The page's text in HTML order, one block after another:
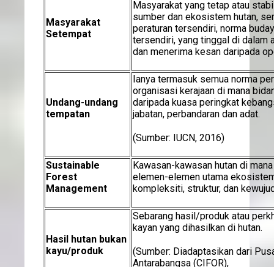
Masyarakat
Setempat
Masyarakat yang tetap atau
sumber dan ekosistem hutan,
peraturan tersendiri, norma
tersendiri, yang tinggal di dalam
dan menerima kesan daripada
Undang-undang
tempatan
Ianya termasuk semua norma
organisasi kerajaan di mana
daripada kuasa peringkat
jabatan, perbandaran dan adat.
(Sumber: IUCN, 2016)
Sustainable
Forest
Management
Kawasan-kawasan hutan di
elemen-elemen utama
kompleksiti, struktur, dan
Hasil hutan bukan
kayu/produk
Sebarang hasil/produk atau
kayan yang dihasilkan di hutan.
(Sumber: Diadaptasikan dari
Antarabangsa (CIFOR),